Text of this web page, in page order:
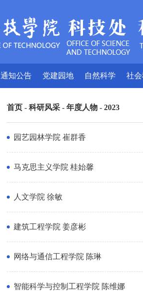
通知公告 党建园地 自然科学 社
首页 - 科研风采 - 年度人物 - 2023
园艺园林学院 崔群香
马克思主义学院 桂始馨
人文学院 徐敏
建筑工程学院 姜彦彬
网络与通信工程学院 陈琳
智能科学与控制工程学院 陈维娜